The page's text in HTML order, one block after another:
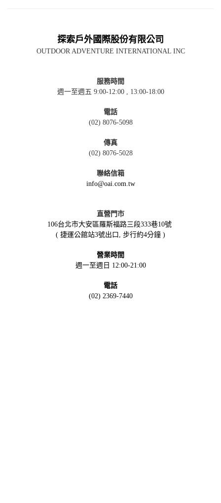
探索戶外國際股份有限公司
OUTDOOR ADVENTURE INTERNATIONAL INC
服務時間
週一至週五 9:00-12:00 , 13:00-18:00
電話
(02) 8076-5098
傳真
(02) 8076-5028
聯絡信箱
info@oai.com.tw
直營門市
106台北市大安區羅斯福路三段333巷10號
( 捷運公館站3號出口, 步行約4分鐘 )
營業時間
週一至週日 12:00-21:00
電話
(02) 2369-7440